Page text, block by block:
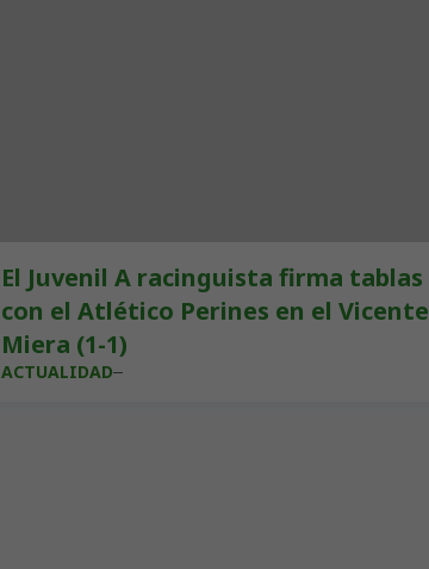
El Juvenil A racinguista firma tablas
con el Atlético Perines en el Vicente
Miera (1-1)
ACTUALIDAD